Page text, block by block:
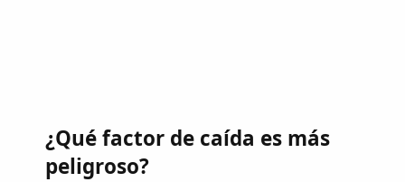
¿Qué factor de caída es más
peligroso?